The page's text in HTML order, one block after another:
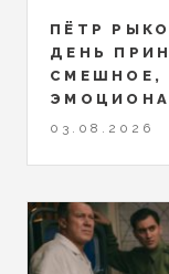
ПЁТР
ДЕНЬ
СМЕШНОЕ,
03.08.2026